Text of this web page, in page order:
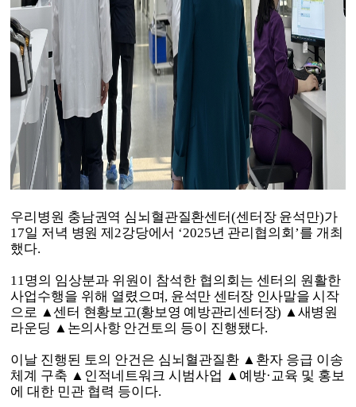
우리병원 충남권역 심뇌혈관질환센터(센터장 윤석만)가
17일 저녁 병원 제2강당에서 ‘2025년 관리협의회 ’를 개최
했다.
11명의 임상분과 위원이 참석한 협의회는 센터의 원활한
사업수행을 위해 열렸으며, 윤석만 센터장 인사말을 시작
으로 ▲센터 현황보고(황보영 예방관리센터장) ▲새병원
라운딩 ▲ 논의사항 안건토의 등이 진행됐다.
이날 진행된 토의 안건은 심뇌혈관질환 ▲ 환자 응급 이송
체계 구축 ▲ 인적네트워크 시범사업 ▲ 예방·교육 및 홍보
에 대한 민관 협력 등이다.